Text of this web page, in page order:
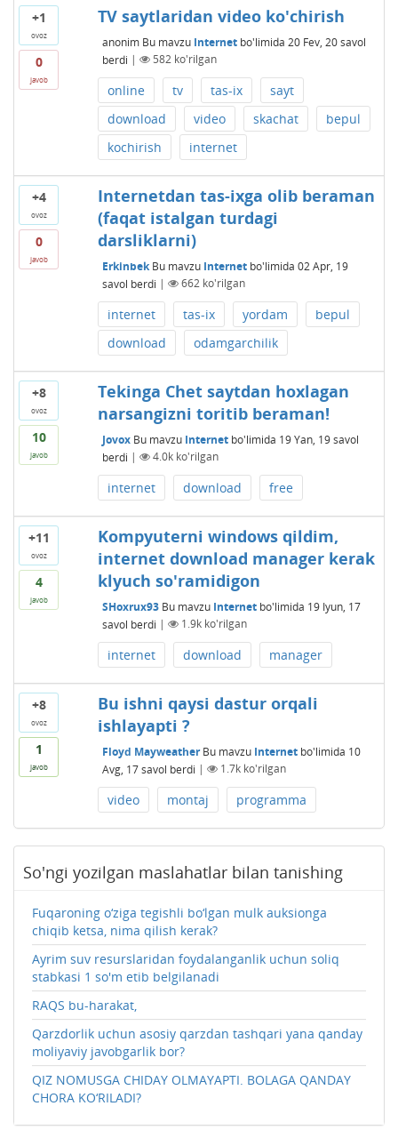
+1
ovoz
0
javob
TV saytlaridan video ko'chirish
anonim Bu mavzu Internetbo'limida 20 Fev, 20 savol
berdi | 582ko'rilgan
online tv tas-ix
sayt
download
video skachat
bepul
kochirish
internet
+4
ovoz
0
javob
Internetdan tas-ixga olib beraman
(faqat istalgan turdagi
darsliklarni)
Erkinbek Bu mavzu Internetbo'limida 02 Apr, 19
savol berdi | 662ko'rilgan
internet tas-ix yordam
bepul
download
odamgarchilik
+8
ovoz
10
javob
Tekinga Chet saytdan hoxlagan
narsangizni toritib beraman!
Jоvоx Bu mavzu Internetbo'limida 19 Yan, 19 savol
berdi | 4.0kko'rilgan
internet download free
+11
ovoz
4
javob
Kompyuterni windows qildim,
internet download manager kerak
klyuch so'ramidigon
SHoxrux93 Bu mavzu Internetbo'limida 19 Iyun, 17
savol berdi | 1.9kko'rilgan
internet download manager
+8
ovoz
1
javob
Bu ishni qaysi dastur orqali
ishlayapti ?
Floyd Mayweather Bu mavzu Internetbo'limida 10
Avg, 17 savol berdi | 1.7kko'rilgan
video montaj programma
So'ngi yozilgan maslahatlar bilan tanishing
Fuqaroning o‘ziga tegishli bo‘lgan mulk auksionga
chiqib ketsa, nima qilish kerak?
Ayrim suv resurslaridan foydalanganlik uchun soliq
stabkasi 1 so'm etib belgilanadi
RAQS bu-harakat,
Qarzdorlik uchun asosiy qarzdan tashqari yana qanday
moliyaviy javobgarlik bor?
QIZ NOMUSGA CHIDAY OLMAYAPTI. BOLAGA QANDAY
CHORA KO‘RILADI?